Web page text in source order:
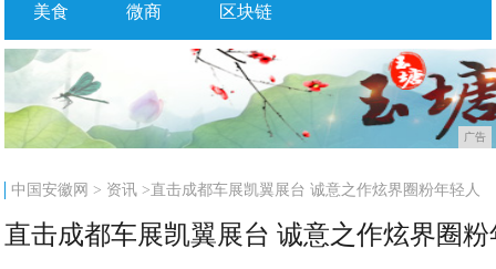
美食 微商 区块链
广告
中国安徽网 > 资讯 >直击成都车展凯翼展台 诚意之作炫界圈粉年轻人
直击成都车展凯翼展台 诚意之作炫界圈